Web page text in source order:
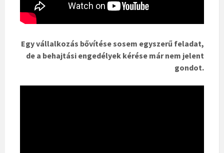
Egy vállalkozás bővítése sosem egyszerű feladat,
de a behajtási engedélyek kérése már nem jelent
gondot.